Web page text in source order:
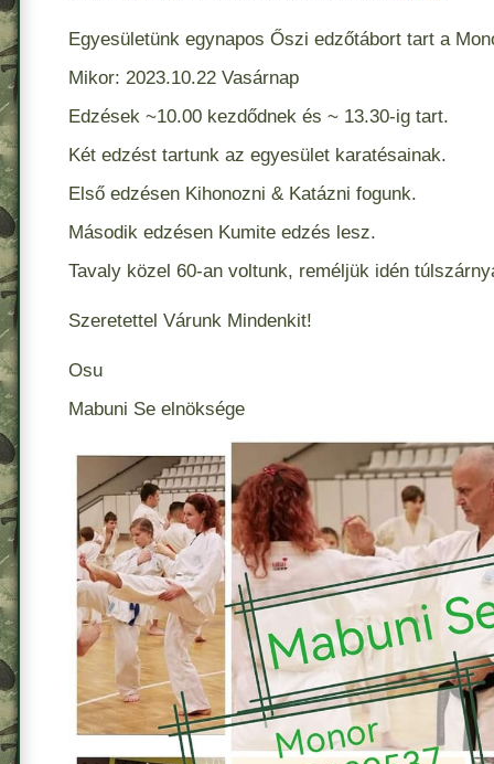
Egyesületünk egynapos Őszi edzőtábort tart a
Mikor: 2023.10.22 Vasárnap
Edzések ~10.00 kezdődnek és ~ 13.30-ig tart.
Két edzést tartunk az egyesület karatésainak.
Első edzésen Kihonozni & Katázni fogunk.
Második edzésen Kumite edzés lesz.
Tavaly közel 60-an voltunk, reméljük idén
Szeretettel Várunk Mindenkit!
Osu
Mabuni Se elnöksége